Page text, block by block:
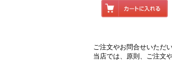
ご注文やお問合せいただ
当店では、原則、ご注文